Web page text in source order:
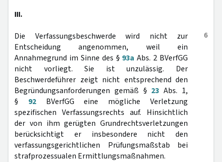
III.
6
Die Verfassungsbeschwerde wird nicht zur
Entscheidung angenommen, weil ein
Annahmegrund im Sinne des § 93a Abs. 2 BVerfGG
nicht vorliegt. Sie ist unzulässig. Der
Beschwerdeführer zeigt nicht entsprechend den
Begründungsanforderungen gemäß § 23 Abs. 1,
§ 92BVerfGG eine mögliche Verletzung
spezifischen Verfassungsrechts auf. Hinsichtlich
der von ihm gerügten Grundrechtsverletzungen
berücksichtigt er insbesondere nicht den
verfassungsgerichtlichen Prüfungsmaßstab bei
strafprozessualen Ermittlungsmaßnahmen.